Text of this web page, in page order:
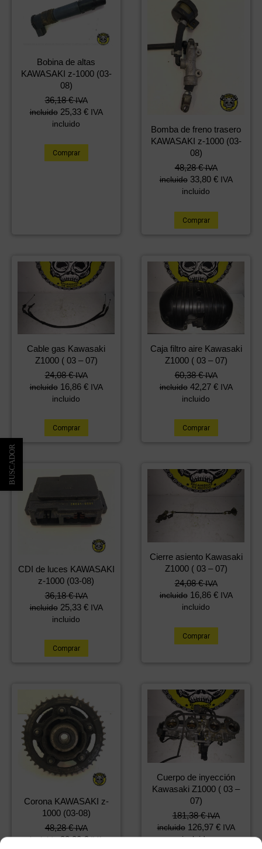
Bobina de altas
KAWASAKI z-1000 (03-
08)
36,18€ IVA
incluido 25,33 € IVA
incluido
Comprar
Bomba de freno trasero
KAWASAKI z-1000 (03-
08)
48,28€ IVA
incluido 33,80 € IVA
incluido
Comprar
Cable gas Kawasaki
Z1000 ( 03 – 07)
24,08€ IVA
incluido 16,86 € IVA
incluido
Comprar
Caja filtro aire Kawasaki
Z1000 ( 03 – 07)
60,38€ IVA
incluido 42,27 € IVA
incluido
Comprar
CDI de luces KAWASAKI
z-1000 (03-08)
36,18€ IVA
incluido 25,33 € IVA
incluido
Comprar
Cierre asiento Kawasaki
Z1000 ( 03 – 07)
24,08€ IVA
incluido 16,86 € IVA
incluido
Comprar
Corona KAWASAKI z-
1000 (03-08)
48,28€ IVA
incluido 33,80€ IVA
Cuerpo de inyección
Kawasaki Z1000 ( 03 –
07)
181,38€ IVA
incluido 126,97 € IVA
incluido